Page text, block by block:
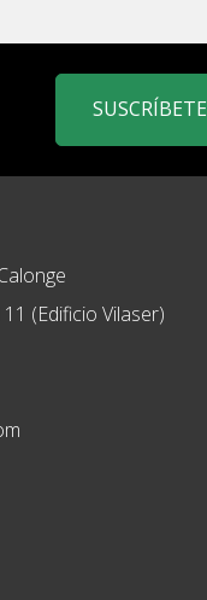
SUSCRÍBETE
(Edificio Vilaser)